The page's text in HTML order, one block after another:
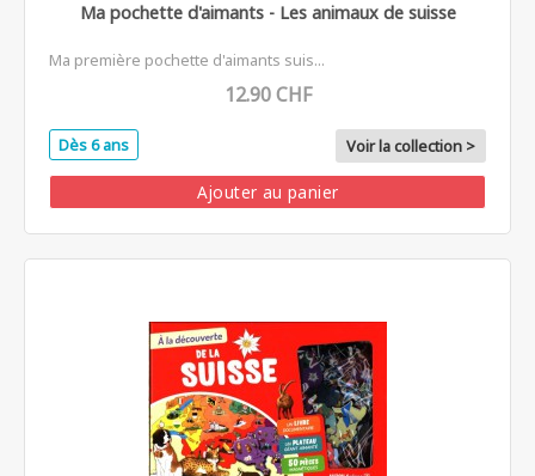
Ma pochette d'aimants - Les animaux de suisse
Ma première pochette d'aimants suis...
12.90 CHF
Dès 6 ans Voir la collection >
Ajouter au panier